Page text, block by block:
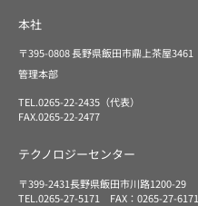
本社
〒395-0808 長野県飯田市鼎上茶屋3461
管理本部
TEL.0265-22-2435（代表）
FAX.0265-22-2477
テクノロジーセンター
〒399-2431長野県飯田市川路1200-29
TEL.0265-27-5171 FAX：0265-27-6171